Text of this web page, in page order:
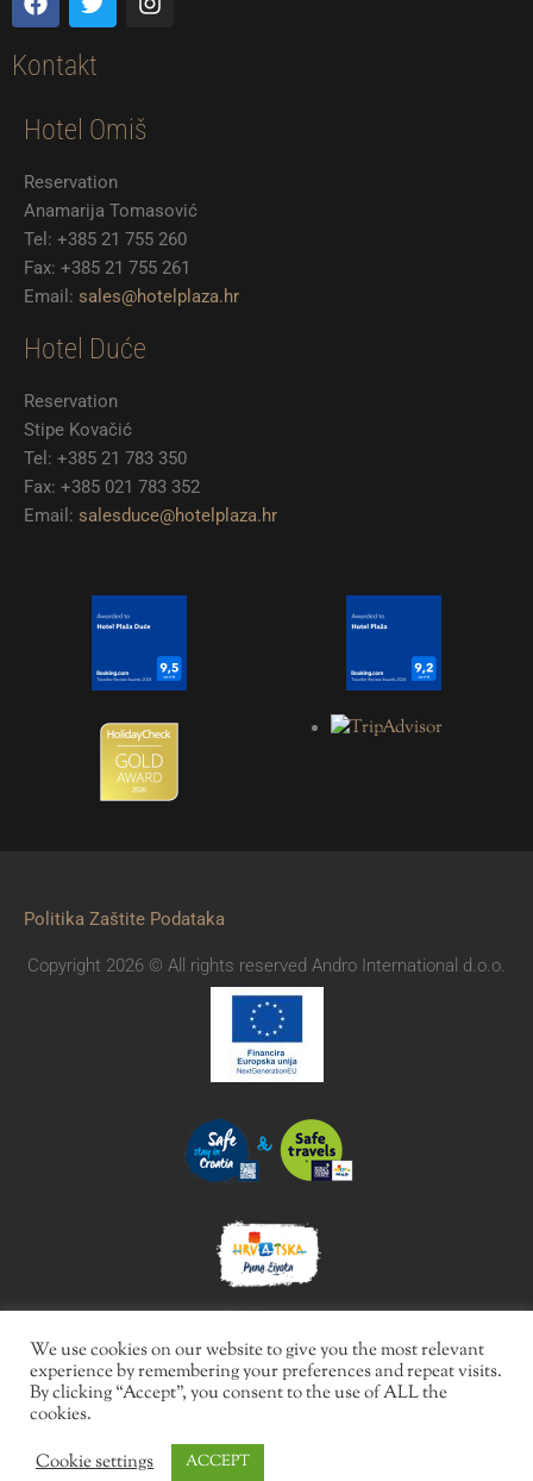
o
k
r r
a
c
e
b
o
w
i
t
t
r
n
Kontakt
Hotel Omiš
Reservation
Anamarija Tomasović
Tel: +385 21 755 260
Fax: +385 21 755 261
Email: sales@hotelplaza.hr
Hotel Duće
Reservation
Stipe Kovačić
Tel: +385 21 783 350
Fax: +385 021 783 352
Email: salesduce@hotelplaza.hr
Politika Zaštite Podataka
Copyright 2026 © All rights reserved Andro International d.o.o.
We use cookies on our website to give you the most relevant
experience by remembering your preferences and repeat visits.
By clicking “Accept”, you consent to the use of ALL the
cookies.
Cookie settings
ACCEPT